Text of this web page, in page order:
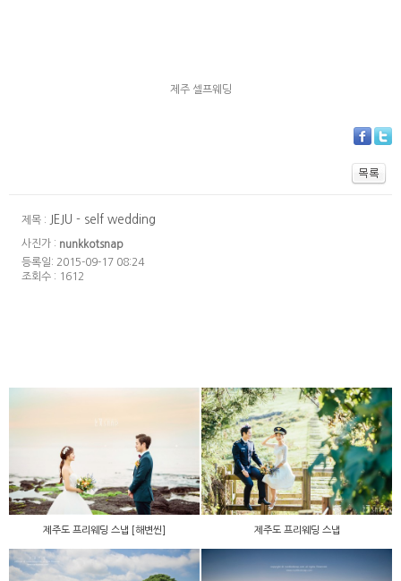
제주 셀프웨딩
제목 : JEJU - self wedding
사진가 : nunkkotsnap
등록일: 2015-09-17 08:24
조회수 : 1612
제주도 프리웨딩 스냅 [해변씬] 제주도 프리웨딩 스냅